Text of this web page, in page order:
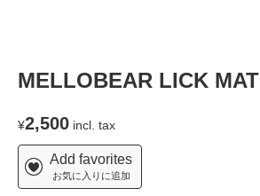
MELLOBEAR LICK MAT
¥2,500 incl. tax
Add favorites
お気に入りに追加